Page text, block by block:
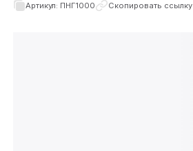
Артикул: ПНГ1000 Скопировать ссылку